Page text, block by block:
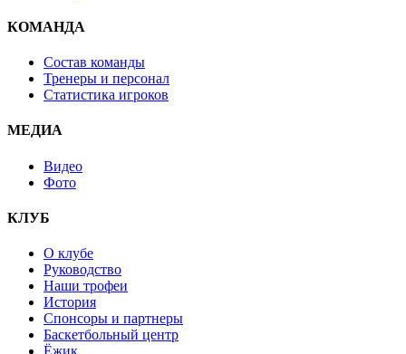
КОМАНДА
Состав команды
Тренеры и персонал
Статистика игроков
МЕДИА
Видео
Фото
КЛУБ
О клубе
Руководство
Наши трофеи
История
Спонсоры и партнеры
Баскетбольный центр
Ёжик